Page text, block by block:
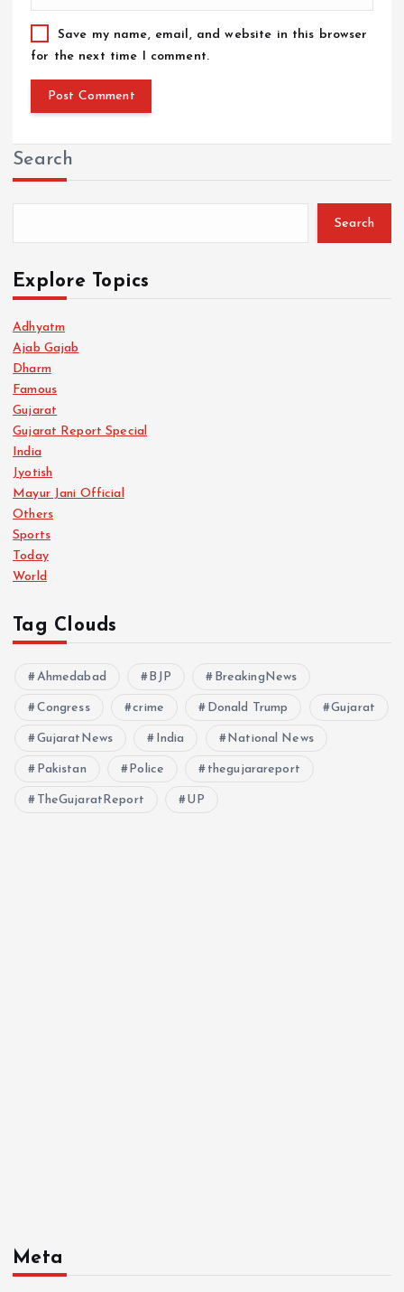
Save my name, email, and website in this browser
for the next time I comment.
Search
Search
Explore Topics
Adhyatm
Ajab Gajab
Dharm
Famous
Gujarat
Gujarat Report Special
India
Jyotish
Mayur Jani Official
Others
Sports
Today
World
Tag Clouds
Ahmedabad BJP BreakingNews
Congress crime Donald Trump Gujarat
GujaratNews India National News
Pakistan Police thegujarareport
TheGujaratReport UP
Meta